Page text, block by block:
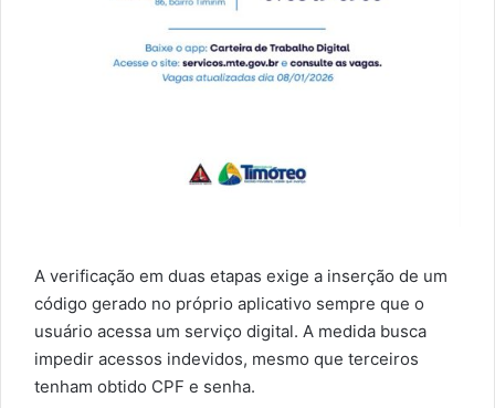
A verificação em duas etapas exige a inserção de um
código gerado no próprio aplicativo sempre que o
usuário acessa um serviço digital. A medida busca
impedir acessos indevidos, mesmo que terceiros
tenham obtido CPF e senha.